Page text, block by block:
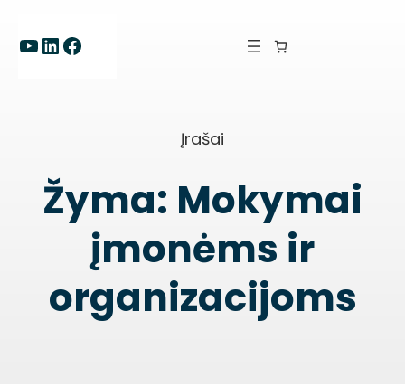
turinio
YouTube LinkedIn Facebook
Įrašai
Žyma: Mokymai
įmonėms ir
organizacijoms